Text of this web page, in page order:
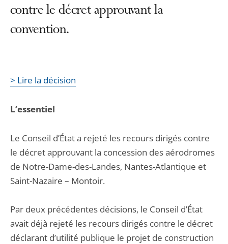
contre le décret approuvant la
convention.
> Lire la décision
L’essentiel
Le Conseil d’État a rejeté les recours dirigés contre
le décret approuvant la concession des aérodromes
de Notre-Dame-des-Landes, Nantes-Atlantique et
Saint-Nazaire – Montoir.
Par deux précédentes décisions, le Conseil d’État
avait déjà rejeté les recours dirigés contre le décret
déclarant d’utilité publique le projet de construction